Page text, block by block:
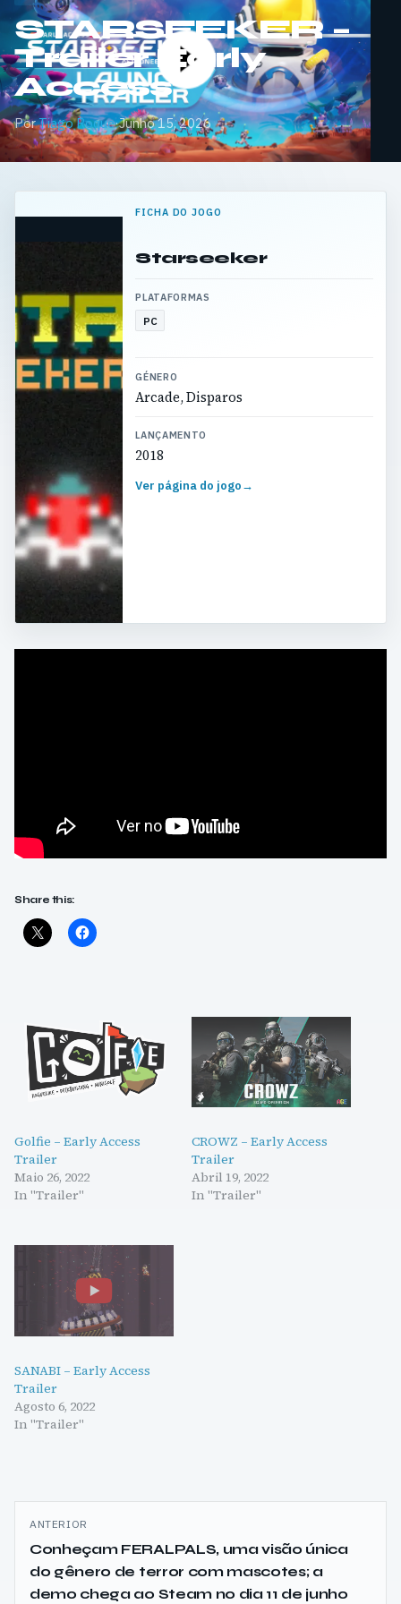
STARSEEKER –
Trailer Early
Access
PorTiago Roque·Junho 15, 2026
FICHA DO JOGO
Starseeker
PLATAFORMAS
PC
GÉNERO
Arcade, Disparos
LANÇAMENTO
2018
Ver página do jogo→
Share this:
Golfie – Early Access
Trailer
Maio 26, 2022
In "Trailer"
CROWZ – Early Access
Trailer
Abril 19, 2022
In "Trailer"
SANABI – Early Access
Trailer
Agosto 6, 2022
In "Trailer"
Navegação
de
artigos
ANTERIOR
Conheçam FERALPALS, uma visão única
do gênero de terror com mascotes; a
demo chega ao Steam no dia 11 de junho